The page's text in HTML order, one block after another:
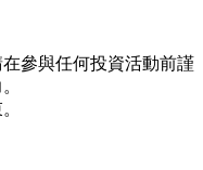
參與任何投資活動前謹